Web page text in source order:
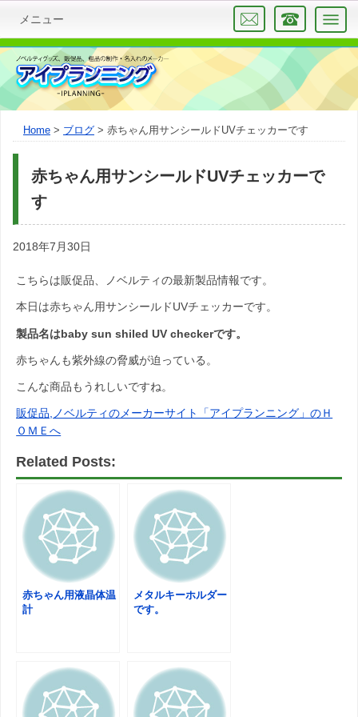
メニュー
Home ブログ 赤ちゃん用サンシールドUVチェッカーです
赤ちゃん用サンシールドUVチェッカーで
す
2018年7月30日
こちらは販促品、ノベルティの最新製品情報です。
本日は赤ちゃん用サンシールドUVチェッカーです。
製品名はbaby sun shiled UV checkerです。
赤ちゃんも紫外線の脅威が迫っている。
こんな商品もうれしいですね。
販促品,ノベルティのメーカーサイト「アイプランニング」のＨ
ＯＭＥへ
Related Posts:
赤ちゃん用液晶体温
計
メタルキーホルダー
です。